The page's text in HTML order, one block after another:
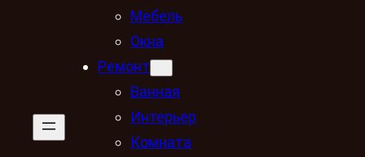
Мебель
Окна
Ремонт
Ванная
Интерьер
Комната